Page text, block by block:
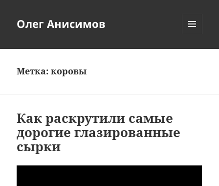
Олег Анисимов
Метка:коровы
Как раскрутили самые
дорогие глазированные
сырки